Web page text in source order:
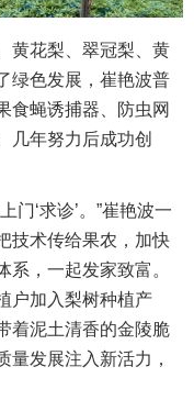
黄花梨、翠冠梨、黄
绿色发展，崔艳波普
食蝇诱捕器、防虫网
几年努力后成功创
门‘求诊’。”崔艳波一
技术传给果农，加快
，一起发家致富。
户加入梨树种植产
着泥土清香的金陵脆
量发展注入新活力，